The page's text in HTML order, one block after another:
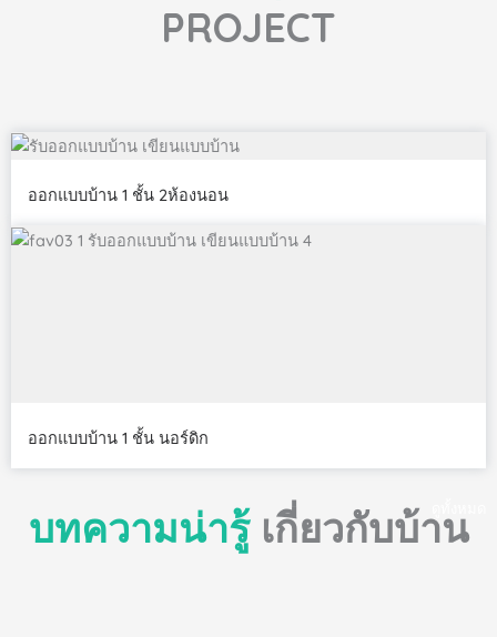
PROJECT
ออกแบบบ้าน 1 ชั้น 2ห้องนอน
ออกแบบบ้าน 1 ชั้น นอร์ดิก
บทความน่ารู้ เกี่ยวกับบ้าน